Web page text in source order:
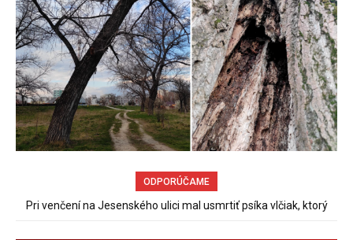
ODPORÚČAME
Pri venčení na Jesenského ulici mal usmrtiť psíka vlčiak, ktorý